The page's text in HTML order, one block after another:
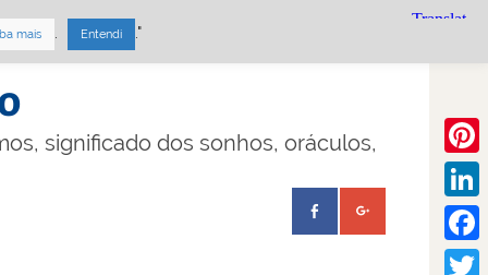
significado dos sonhos, oráculos,
mais . Entendi ."